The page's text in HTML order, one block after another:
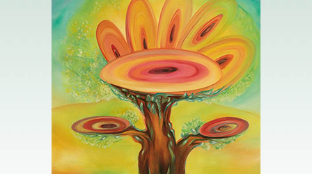
8 HUIT DE DISQUES – LA PRUDENCE